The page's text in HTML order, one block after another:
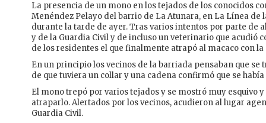
La presencia de un mono en los tejados de los conocidos
Menéndez Pelayo del barrio de La Atunara, en La Línea de
durante la tarde de ayer. Tras varios intentos por parte de
y de la Guardia Civil y de incluso un veterinario que acudió
de los residentes el que finalmente atrapó al macaco con la
En un principio los vecinos de la barriada pensaban que se
de que tuviera un collar y una cadena confirmó que se
El mono trepó por varios tejados y se mostró muy esquivo
atraparlo. Alertados por los vecinos, acudieron al lugar
Guardia Civil.